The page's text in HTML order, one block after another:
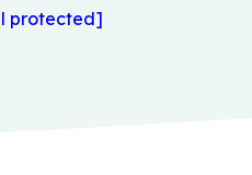
protected]